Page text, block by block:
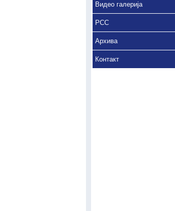
Видео галерија
РСС
Архива
Контакт